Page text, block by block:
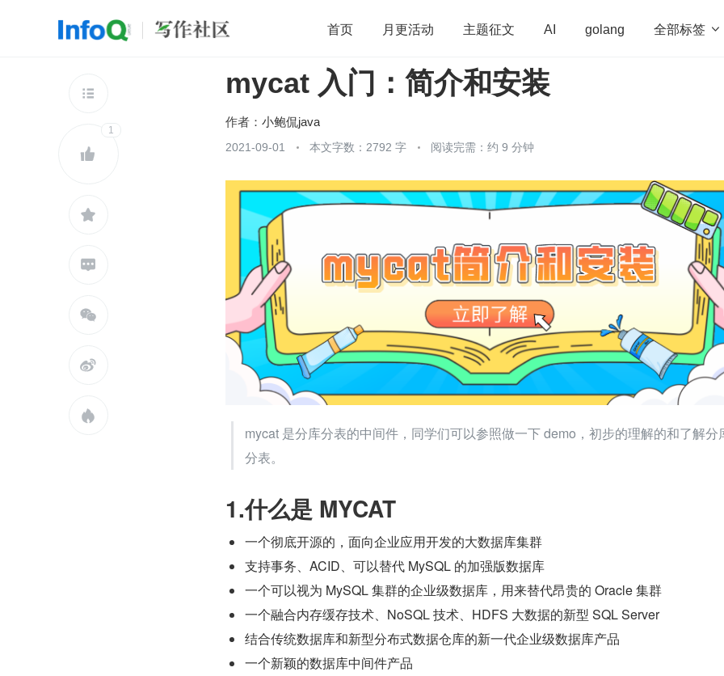
首页 月更活动 主题征文 AI golang 全部标签 
开源 架构 OpenHarmony 算法 学习方法
团队管理
查看更多


1





mycat 入门：简介和安装
作者： 小鲍侃java
2021-09-01 本文字数：2792 字 阅读完需：约 9 分钟
mycat 是分库分表的中间件，同学们可以参照做一下 demo，初步的理解的和了解分
分表。
1.什么是 MYCAT
一个彻底开源的，面向企业应用开发的大数据库集群
支持事务、ACID、可以替代 MySQL 的加强版数据库
一个可以视为 MySQL 集群的企业级数据库，用来替代昂贵的 Oracle 集群
一个融合内存缓存技术、NoSQL 技术、HDFS 大数据的新型 SQL Server
结合传统数据库和新型分布式数据仓库的新一代企业级数据库产品
一个新颖的数据库中间件产品